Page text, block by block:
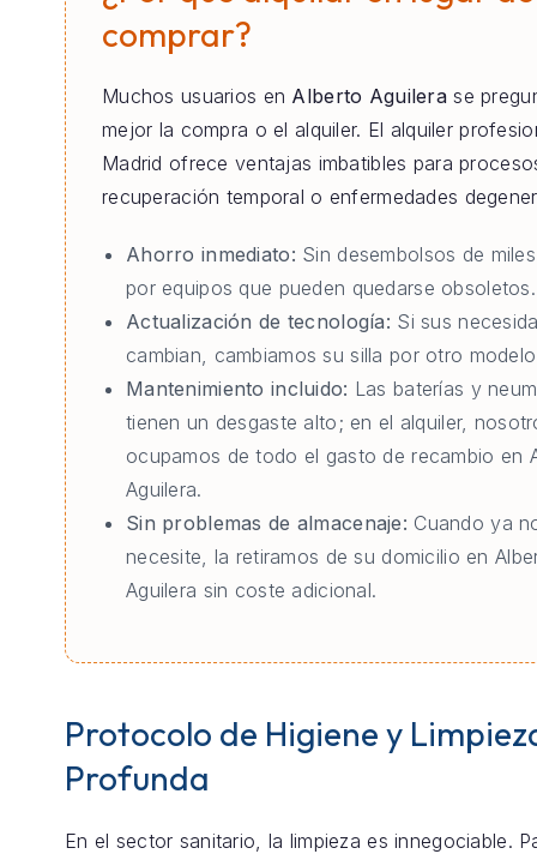
comprar?
Muchos usuarios en Alberto Aguilerase
mejor la compra o el alquiler. El alquiler
Madrid ofrece ventajas imbatibles para
recuperación temporal o enfermedades
Ahorro inmediato: Sin desembolsos de
por equipos que pueden quedarse obsoletos.
Actualización de tecnología: Si sus
cambian, cambiamos su silla por otro
Mantenimiento incluido: Las baterías y
tienen un desgaste alto; en el alquiler,
ocupamos de todo el gasto de recambio en
Aguilera.
Sin problemas de almacenaje: Cuando ya
necesite, la retiramos de su domicilio en
Aguilera sin coste adicional.
Protocolo de Higiene y
Profunda
En el sector sanitario, la limpieza es innegociable.